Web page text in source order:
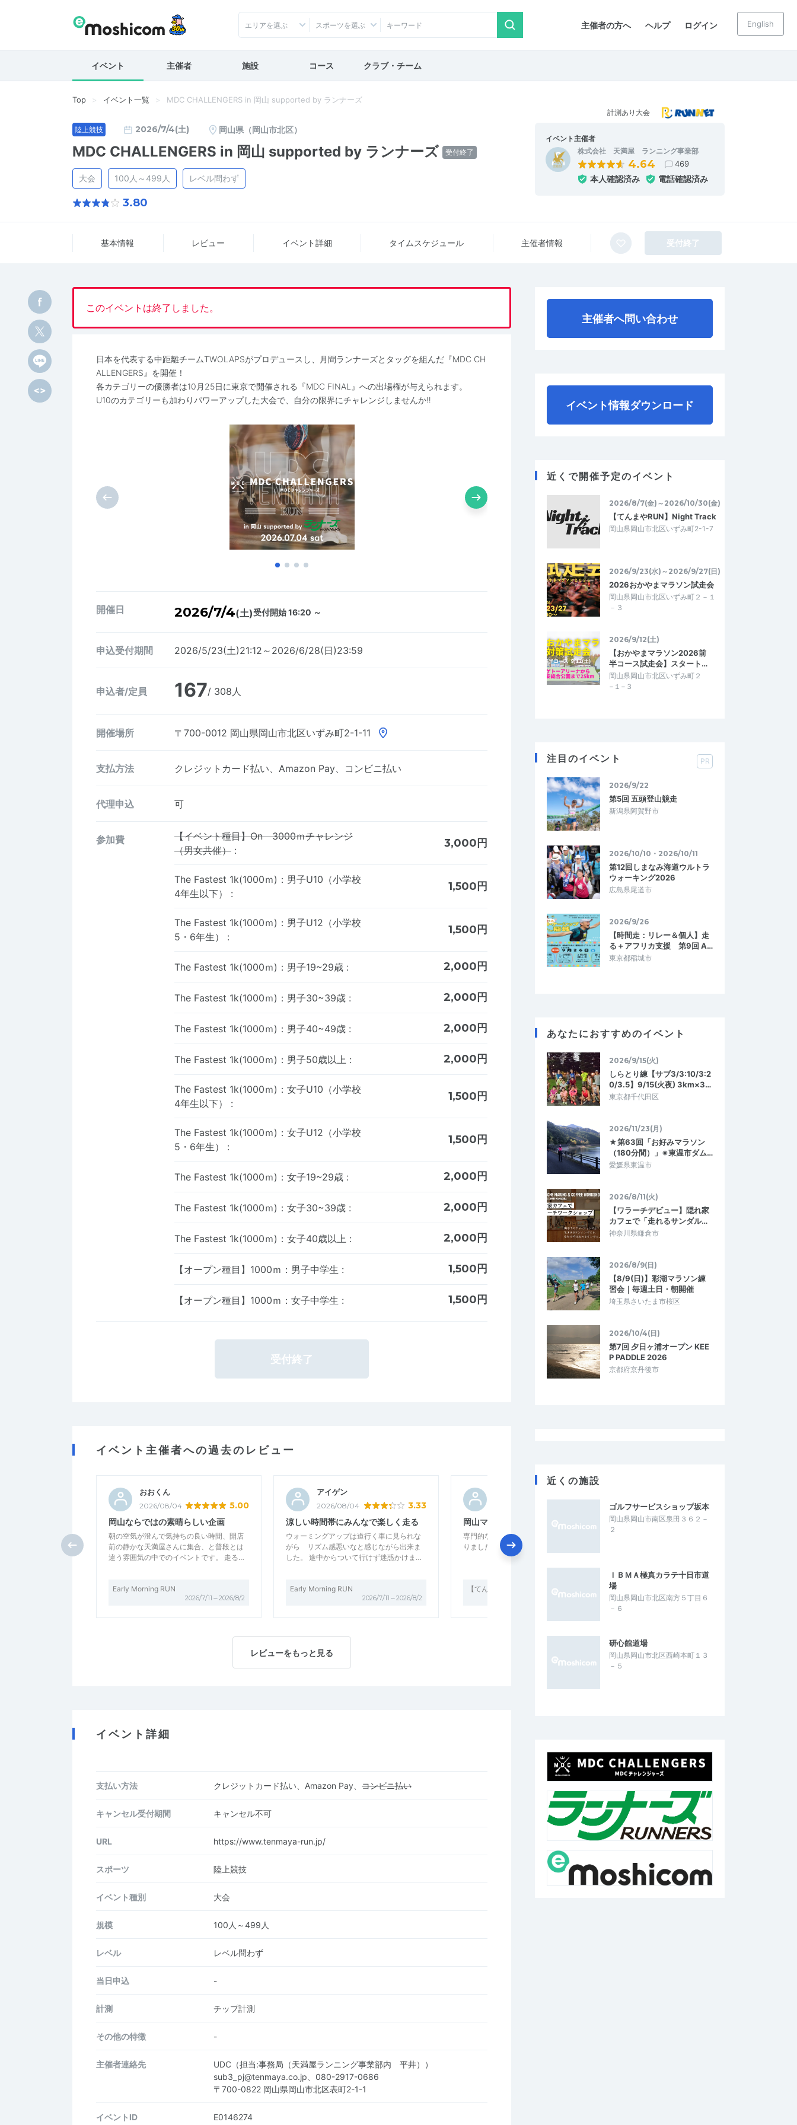
主催者の方へ ヘルプ ログイン
エリアを選ぶ スポーツを選ぶ English
イベント 主催者 施設 コース クラブ・チーム
Top イベント一覧 MDC CHALLENGERS in 岡山 supported by ランナーズ
陸上競技
計測あり大会
2026/7/4(土) 岡山県（岡山市北区）
MDC CHALLENGERS in 岡山 supported by ランナーズ 受付終了
大会 100人～499人 レベル問わず
3.80
イベント主催者
株式会社 天満屋 ランニング事業部
4.64 469
本人確認済み 電話確認済み
基本情報 レビュー イベント詳細 タイム スケジュール 主催者情報 受付終了
このイベントは終了しました。
日本を代表する中距離チームTWOLAPSがプロデュースし、月間ランナーズとタッグを組んだ『MDC CH
ALLENGERS』を開催！
各カテゴリーの優勝者は10月25日に東京で開催される『MDC FINAL』への出場権が与えられます。
U10のカテゴリーも加わりパワーアップした大会で、自分の限界にチャレンジしませんか‼
開催日 2026/7/4(土)受付開始 16:20 ～
申込受付期間 2026/5/23(土)21:12～2026/6/28(日)23:59
申込者/定員 167/ 308人
開催場所 〒700-0012 岡山県岡山市北区いずみ町2-1-11
支払方法 クレジットカード払い、Amazon Pay、コンビニ払い
代理申込 可
参加費
【イベント種目】On 3000ｍチャレンジ
（男女共催） :
3,000円
The Fastest 1k(1000ｍ)：男子U10（小学校
4年生以下） :
1,500円
The Fastest 1k(1000ｍ)：男子U12（小学校
5・6年生） :
1,500円
The Fastest 1k(1000ｍ)：男子19~29歳 : 2,000円
The Fastest 1k(1000ｍ)：男子30~39歳 : 2,000円
The Fastest 1k(1000ｍ)：男子40~49歳 : 2,000円
The Fastest 1k(1000ｍ)：男子50歳以上 : 2,000円
The Fastest 1k(1000ｍ)：女子U10（小学校
4年生以下） :
1,500円
The Fastest 1k(1000ｍ)：女子U12（小学校
5・6年生） :
1,500円
The Fastest 1k(1000ｍ)：女子19~29歳 : 2,000円
The Fastest 1k(1000ｍ)：女子30~39歳 : 2,000円
The Fastest 1k(1000ｍ)：女子40歳以上 : 2,000円
【オープン種目】1000ｍ：男子中学生 : 1,500円
【オープン種目】1000ｍ：女子中学生 : 1,500円
受付終了
イベント主催者への過去のレビュー
おおくん
2026/08/04 5.00
岡山ならではの素晴らしい企画
朝の空気が澄んで気持ちの良い時間、開店
前の静かな天満屋さんに集合、と普段とは
違う雰囲気の中でのイベントです。 走る…
Early Morning RUN
2026/7/11～2026/8/2
アイゲン
2026/08/04 3.33
涼しい時間帯にみんなで楽しく走る
ウォーミングアップは道行く車に見られな
がら リズム感悪いなと感じながら出来ま
した。 途中からついて行けず迷惑かけま…
Early Morning RUN
2026/7/11～2026/8/2
岡山マラソンに向けての基礎づくり
専門的な、練習を体験出来て自信につなが
りました。
【てんまやRUN】Night Track
2026/5/1～2026/7/31
2026/07/25
秋の大会に向けた足づくり
【てんまやRUN】MARATHON FREAK D
レビューをもっと見る
イベント詳細
支払い方法 クレジットカード払い、Amazon Pay、 コンビニ払い
キャンセル受付期間 キャンセル不可
URL https://www.tenmaya-run.jp/
スポーツ 陸上競技
イベント種別 大会
規模 100人～499人
レベル レベル問わず
当日申込 -
計測 チップ計測
その他の特徴 -
主催者連絡先
UDC（担当:事務局（天満屋ランニング事業部内 平井））
sub3_pj@tenmaya.co.jp、080-2917-0686
〒700-0822 岡山県岡山市北区表町2-1-1
イベントID E0146274
主催者へ問い合わせ
イベント情報ダウンロード
近くで開催予定のイベント
2026/8/7(金)～2026/10/30(金)
【てんまやRUN】Night Track
岡山県岡山市北区いずみ町2-1-7
2026/9/23(水)～2026/9/27(日)
2026おかやまマラソン試走会
岡山県岡山市北区いずみ町２－１
－３
2026/9/12(土)
【おかやまマラソン2026前
半コース試走会】スタート…
岡山県岡山市北区いずみ町２
−１−３
注目のイベント PR
2026/9/22
第5回 五頭登山競走
新潟県阿賀野市
2026/10/10・2026/10/11
第12回しまなみ海道ウルトラ
ウォーキング2026
広島県尾道市
2026/9/26
【時間走：リレー＆個人】走
る＋アフリカ支援 第9回 A…
東京都稲城市
あなたにおすすめのイベント
2026/9/15(火)
しらとり練【サブ3/3:10/3:2
0/3.5】9/15(火夜) 3km×3…
東京都千代田区
2026/11/23(月)
★第63回「お好みマラソン
（180分間）」※東温市ダム…
愛媛県東温市
2026/8/11(火)
【ワラーチデビュー】隠れ家
カフェで「走れるサンダル…
神奈川県鎌倉市
2026/8/9(日)
【8/9(日)】彩湖マラソン練
習会｜毎週土日・朝開催
埼玉県さいたま市桜区
2026/10/4(日)
第7回 夕日ヶ浦オープン KEE
P PADDLE 2026
京都府京丹後市
近くの施設
ゴルフサービスショップ坂本
岡山県岡山市南区泉田３６２－
２
ＩＢＭＡ極真カラテ十日市道
場
岡山県岡山市北区南方５丁目６
－６
研心館道場
岡山県岡山市北区西崎本町１３
－５